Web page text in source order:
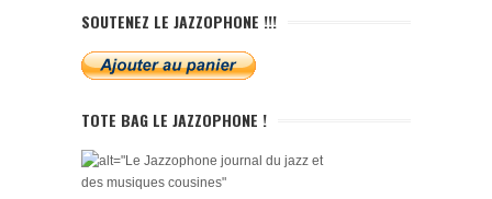
SOUTENEZ LE JAZZOPHONE !!!
TOTE BAG LE JAZZOPHONE !